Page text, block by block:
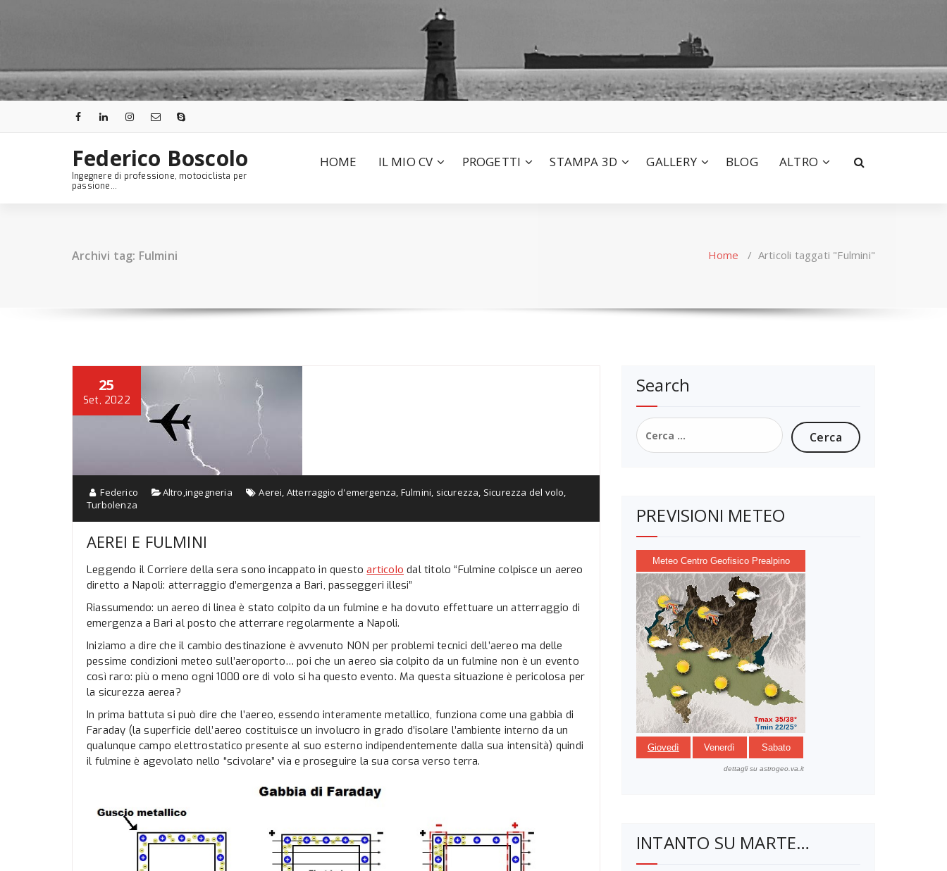
Federico Boscolo
Ingegnere di professione, motociclista per
passione...
HOME IL MIO CV PROGETTI STAMPA 3D GALLERY BLOG ALTRO
Archivi tag: Fulmini Home / Articoli taggati "Fulmini"
25
Set, 2022
Federico Altro,ingegneria Aerei, Atterraggio d'emergenza, Fulmini, sicurezza, Sicurezza del volo,
Turbolenza
AEREI E FULMINI
Leggendo il Corriere della sera sono incappato in questoarticolo dal titolo “Fulmine colpisce un aereo
diretto a Napoli: atterraggio d’emergenza a Bari, passeggeri illesi”
Riassumendo: un aereo di linea è stato colpito da un fulmine e ha dovuto effettuare un atterraggio di
emergenza a Bari al posto che atterrare regolarmente a Napoli.
Iniziamo a dire che il cambio destinazione è avvenuto NON per problemi tecnici dell’aereo ma delle
pessime condizioni meteo sull’aeroporto… poi che un aereo sia colpito da un fulmine non è un evento
così raro: più o meno ogni 1000 ore di volo si ha questo evento. Ma questa situazione è pericolosa per
la sicurezza aerea?
In prima battuta si può dire che l’aereo, essendo interamente metallico, funziona come una gabbia di
Faraday (la superficie dell’aereo costituisce un involucro in grado d’isolare l’ambiente interno da un
qualunque campo elettrostatico presente al suo esterno indipendentemente dalla sua intensità) quindi
il fulmine è agevolato nello “scivolare” via e proseguire la sua corsa verso terra.
Search
Ricerca
per:
PREVISIONI METEO
INTANTO SU MARTE…